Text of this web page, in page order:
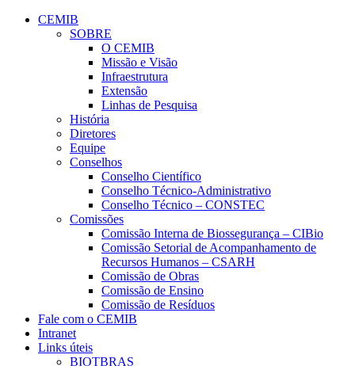
Conteúdo principal
CEMIB
SOBRE
O CEMIB
Missão e Visão
Infraestrutura
Extensão
Linhas de Pesquisa
História
Diretores
Equipe
Conselhos
Conselho Científico
Conselho Técnico-Administrativo
Conselho Técnico – CONSTEC
Comissões
Comissão Interna de Biossegurança – CIBio
Comissão Setorial de Acompanhamento de
Recursos Humanos – CSARH
Comissão de Obras
Comissão de Ensino
Comissão de Resíduos
Fale com o CEMIB
Intranet
Links úteis
BIOTBRAS